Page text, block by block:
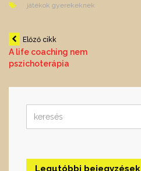
játékok gyerekeknek
Bejegyzés
navigáció
Előző cikk
A life coaching nem
pszichoterápia
for:
Legutóbbi bejegyzések